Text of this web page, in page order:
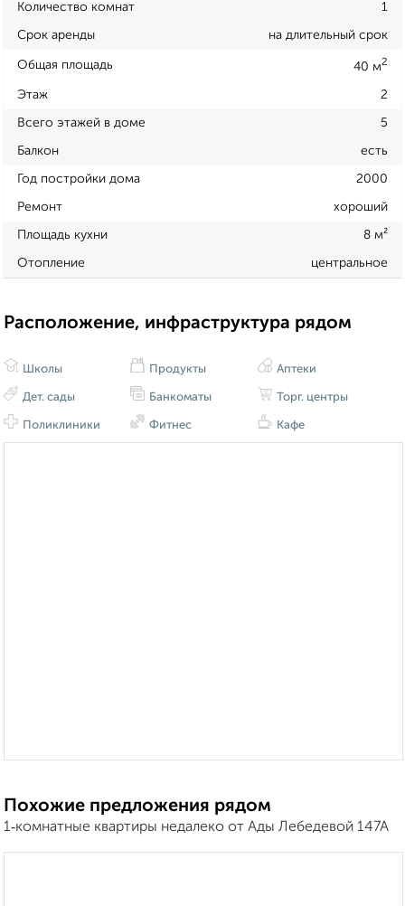
Количество комнат 1
Срок аренды на длительный срок
Общая площадь 40 м2
Этаж 2
Всего этажей в доме 5
Балкон есть
Год постройки дома 2000
Ремонт хороший
Площадь кухни 8 м²
Отопление центральное
Расположение, инфраструктура рядом
Школы
Дет. сады
Поликлиники
Продукты
Банкоматы
Фитнес
Аптеки
Торг. центры
Кафе
Похожие предложения рядом
1‑комнатные квартиры недалеко от Ады Лебедевой 147А